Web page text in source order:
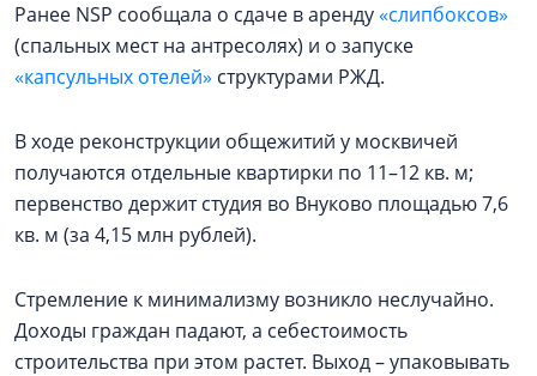
Ранее NSP сообщала о сдаче в аренду«слипбоксов»
(спальных мест на антресолях) и о запуске
«капсульных отелей» структурами РЖД.
В ходе реконструкции общежитий у москвичей
получаются отдельные квартирки по 11–12 кв. м;
первенство держит студия во Внуково площадью 7,6
кв. м (за 4,15 млн рублей).
Стремление к минимализму возникло неслучайно.
Доходы граждан падают, а себестоимость
строительства при этом растет. Выход – упаковывать